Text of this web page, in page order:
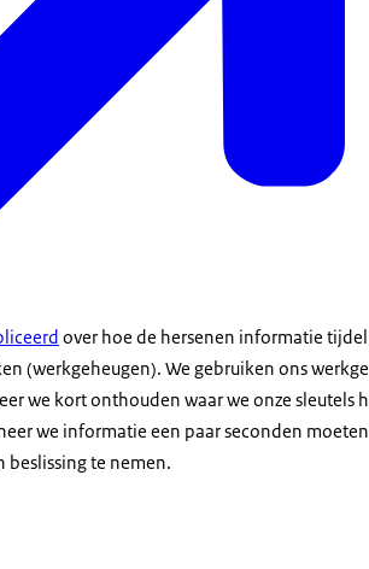
over hoe de hersenen informatie
(werkgeheugen). We gebruiken ons
we kort onthouden waar we onze sleutels
we informatie een paar seconden moeten
beslissing te nemen.